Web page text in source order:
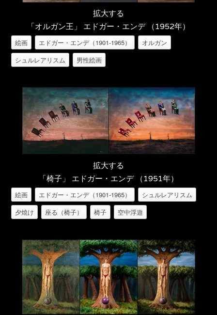
拡大する
「オルガン王」 エドガー・エンデ （1952年）
絵画 エドガー・エンデ（1901-1965）
オルガン
シュルレアリスム
男性絵画
拡大する
「椅子」 エドガー・エンデ （1951年）
絵画 エドガー・エンデ（1901-1965）
シュルレアリスム
夕焼け
座る（椅子） 椅子 空中浮遊